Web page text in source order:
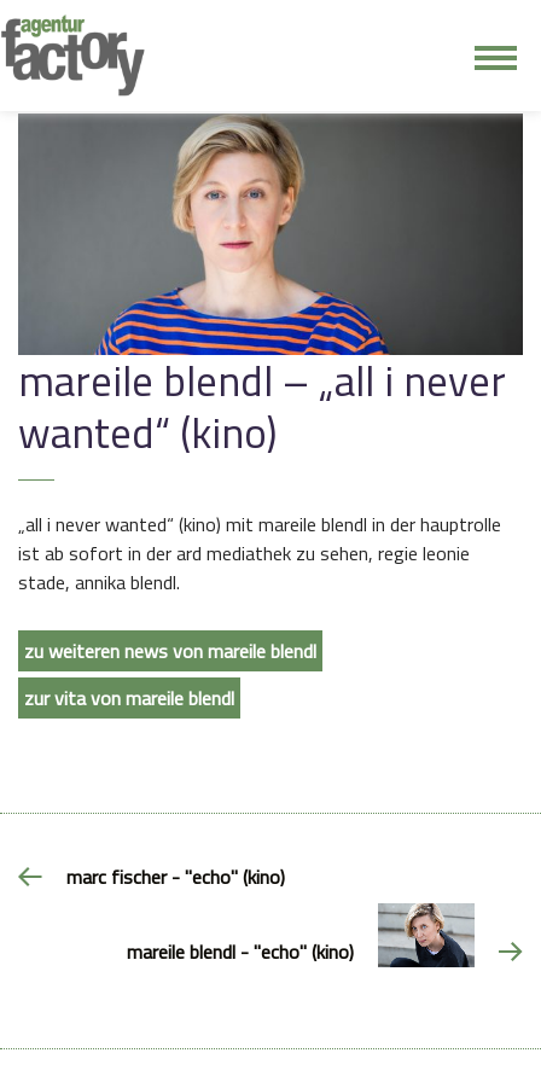
kontakt
mareile blendl – „all i never
wanted“ (kino)
„all i never wanted“ (kino) mit mareile blendl in der hauptrolle
ist ab sofort in der ard mediathek zu sehen, regie leonie
stade, annika blendl.
zu weiteren news von mareile blendl
zur vita von mareile blendl
marc fischer - "echo" (kino)
mareile blendl - "echo" (kino)